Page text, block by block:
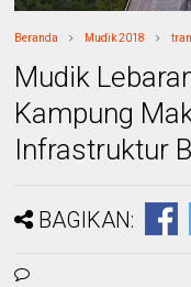
Beranda Mudik 2018
Mudik
Kampung
Infrastruktur
BAGIKAN: